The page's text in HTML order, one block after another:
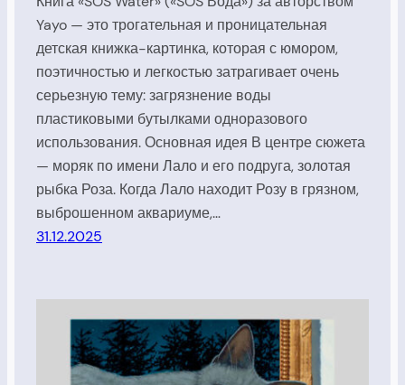
Yayo — это трогательная и проницательная
детская книжка-картинка, которая с юмором,
поэтичностью и легкостью затрагивает очень
серьезную тему: загрязнение воды
пластиковыми бутылками одноразового
использования. Основная идея В центре сюжета
— моряк по имени Лало и его подруга, золотая
рыбка Роза. Когда Лало находит Розу в грязном,
выброшенном аквариуме,…
31.12.2025